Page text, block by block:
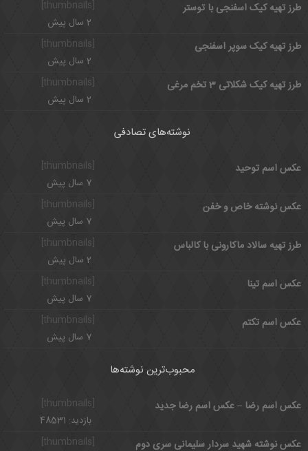
طرز تهیه کیک اسفنجی با توستر
2 سال پیش
[thumbnails]
طرز تهیه کیک سوپر اسفنجی
2 سال پیش
طرز تهیه کیک شکلاتی 3 تخم مرغی
2 سال پیش
نوشته‌های تصادفی
[thumbnails] عکس اسم توحيد
7 سال پیش
عکس نوشته خاص و خفن
7 سال پیش
[thumbnails]
طرز تهیه سالاد ماکارونی با کالباس
2 سال پیش
عکس اسم تینا
7 سال پیش
عکس اسم تکتم
7 سال پیش
محبوب‌ترین نوشته‌ها
عکس اسم رضا – عکس اسم رضا جدید
بازدید: 48531
[thumbnails]
عکس نوشته شهید سردار سلیمانی سری دوم